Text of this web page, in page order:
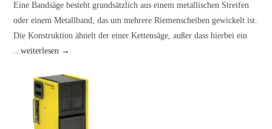
Eine Bandsäge besteht grundsätzlich aus einem metallischen Streifen
oder einem Metallband, das um mehrere Riemenscheiben gewickelt ist.
Die Konstruktion ähnelt der einer Kettensäge, außer dass hierbei ein
...weiterlesen →